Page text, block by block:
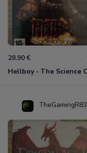
28.90 €
TheGamingR83